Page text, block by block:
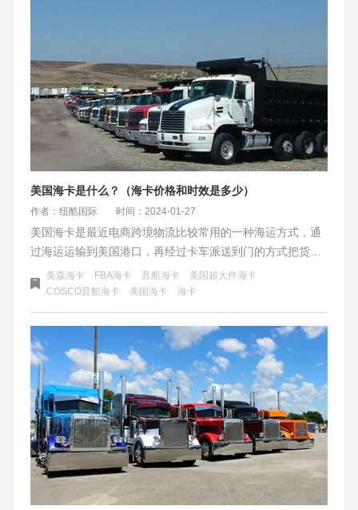
美国海卡是什么？（海卡价格和时效是多少）
作者：纽酷国际 时间：2024-01-27
美国海卡是最近电商跨境物流比较常用的一种海运方式，通
过海运运输到美国港口，再经过卡车派送到门的方式把货物
派送到FBA仓库、其他第三方海外仓、商业地址、私人地址
等地区。美国海卡的优势是提供快速、安全、经济的美国门
到门运输服务。美国海卡的整体货运成本低，以美国为例价
格在4元/kg-16元/kg，时效大概在13—45天左右.
美森海卡 FBA海卡 普船海卡
美国超大件海卡
COSCO普船海卡
美国海卡 海卡